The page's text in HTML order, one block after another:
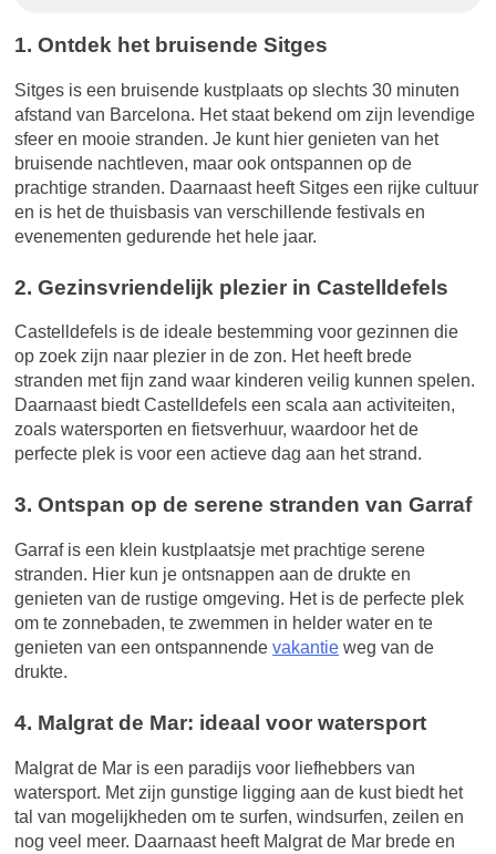
1. Ontdek het bruisende Sitges
Sitges is een bruisende kustplaats op slechts 30 minuten
afstand van Barcelona. Het staat bekend om zijn levendige
sfeer en mooie stranden. Je kunt hier genieten van het
bruisende nachtleven, maar ook ontspannen op de
prachtige stranden. Daarnaast heeft Sitges een rijke cultuur
en is het de thuisbasis van verschillende festivals en
evenementen gedurende het hele jaar.
2. Gezinsvriendelijk plezier in Castelldefels
Castelldefels is de ideale bestemming voor gezinnen die
op zoek zijn naar plezier in de zon. Het heeft brede
stranden met fijn zand waar kinderen veilig kunnen spelen.
Daarnaast biedt Castelldefels een scala aan activiteiten,
zoals watersporten en fietsverhuur, waardoor het de
perfecte plek is voor een actieve dag aan het strand.
3. Ontspan op de serene stranden van Garraf
Garraf is een klein kustplaatsje met prachtige serene
stranden. Hier kun je ontsnappen aan de drukte en
genieten van de rustige omgeving. Het is de perfecte plek
om te zonnebaden, te zwemmen in helder water en te
genieten van een ontspannende vakantie weg van de
drukte.
4. Malgrat de Mar: ideaal voor watersport
Malgrat de Mar is een paradijs voor liefhebbers van
watersport. Met zijn gunstige ligging aan de kust biedt het
tal van mogelijkheden om te surfen, windsurfen, zeilen en
nog veel meer. Daarnaast heeft Malgrat de Mar brede en